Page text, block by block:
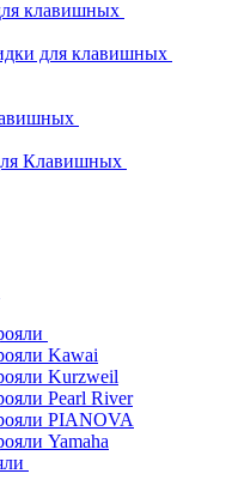
клавишных
для клавишных
Клавишных
Kawai
Kurzweil
Pearl River
PIANOVA
Yamaha